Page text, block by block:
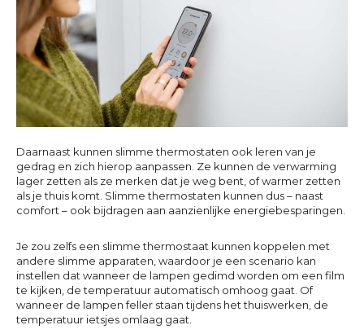
Daarnaast kunnen slimme thermostaten ook leren van je
gedrag en zich hierop aanpassen. Ze kunnen de verwarming
lager zetten als ze merken dat je weg bent, of warmer zetten
als je thuis komt. Slimme thermostaten kunnen dus – naast
comfort – ook bijdragen aan aanzienlijke energiebesparingen.
Je zou zelfs een slimme thermostaat kunnen koppelen met
andere slimme apparaten, waardoor je een scenario kan
instellen dat wanneer de lampen gedimd worden om een film
te kijken, de temperatuur automatisch omhoog gaat. Of
wanneer de lampen feller staan tijdens het thuiswerken, de
temperatuur ietsjes omlaag gaat.